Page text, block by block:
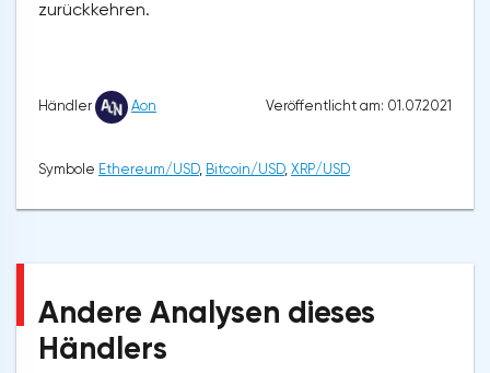
zurückkehren.
Händler Aon Veröffentlicht am: 01.07.2021
Symbole Ethereum/USD, Bitcoin/USD, XRP/USD
Andere Analysen dieses
Händlers